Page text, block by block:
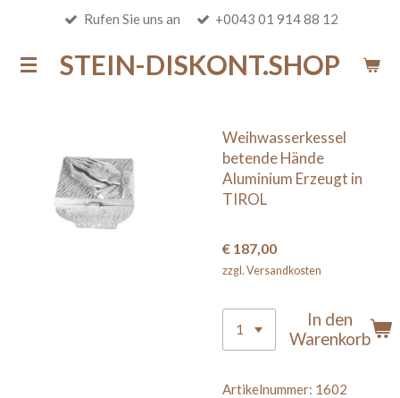
springenSTEIN-DISKONT.SHOP
Rufen Sie uns an +0043 01 914 88 12
Weihwasserkessel
betende Hände
Aluminium Erzeugt in
TIROL
€ 187,00
zzgl. Versandkosten
In den
Warenkorb
Artikelnummer: 1602